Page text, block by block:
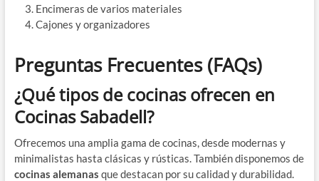
Encimeras de varios materiales
Cajones y organizadores
Preguntas Frecuentes (FAQs)
¿Qué tipos de cocinas ofrecen en
Cocinas Sabadell?
Ofrecemos una amplia gama de cocinas, desde modernas y
minimalistas hasta clásicas y rústicas. También disponemos de
cocinas alemanas que destacan por su calidad y durabilidad.